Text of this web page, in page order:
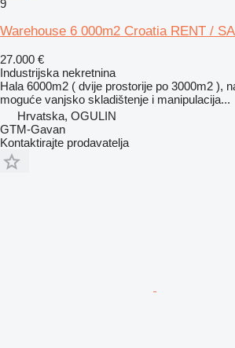
9
Warehouse 6 000m2 Croatia RENT /
27.000 €
Industrijska nekretnina
Hala 6000m2 ( dvije prostorije po 3000m2 ),
moguće vanjsko skladištenje i manipulacija...
Hrvatska, OGULIN
GTM-Gavan
Kontaktirajte prodavatelja